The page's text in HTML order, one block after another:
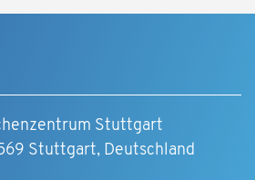
Stuttgart
Stuttgart, Deutschland